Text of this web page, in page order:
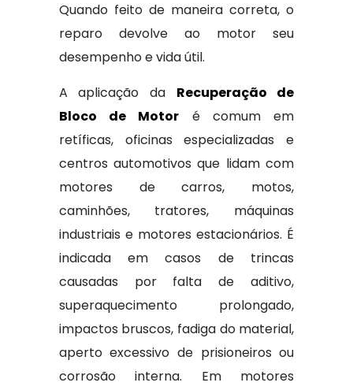
Quando feito de maneira correta, o
reparo devolve ao motor seu
desempenho e vida útil.
A aplicação da Recuperação de
Bloco de Motor é comum em
retíficas, oficinas especializadas e
centros automotivos que lidam com
motores de carros, motos,
caminhões, tratores, máquinas
industriais e motores estacionários. É
indicada em casos de trincas
causadas por falta de aditivo,
superaquecimento prolongado,
impactos bruscos, fadiga do material,
aperto excessivo de prisioneiros ou
corrosão interna. Em motores